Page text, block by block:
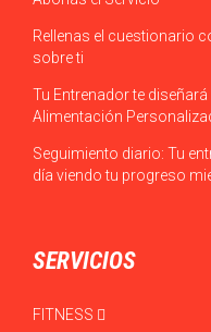
Rellenas el cuestionario
sobre ti
Tu Entrenador te
Alimentación
Seguimiento diario: Tu
día viendo tu progreso
SERVICIOS
FITNESS